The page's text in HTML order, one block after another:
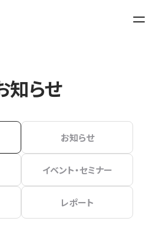
知らせ
お知らせ
イベント・セミナー
レポート